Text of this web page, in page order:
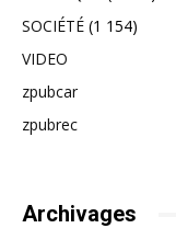
SOCIÉTÉ (1 154)
VIDEO
zpubcar
zpubrec
Archivages